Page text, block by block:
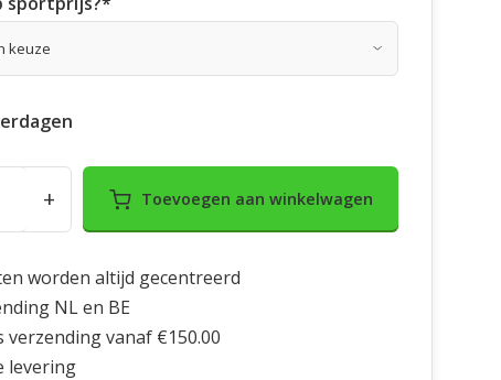
+ Toevoegen aan winkelwagen
worden altijd gecentreerd
NL en BE
verzending vanaf €150.00
levering